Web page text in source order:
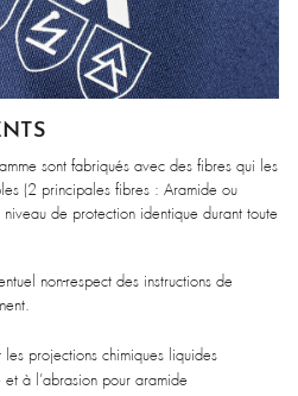
sont fabriqués avec des fibres qui les
(2 principales fibres : Aramide ou
de protection identique durant toute
non-respect des instructions de
projections chimiques liquides
à l’abrasion pour aramide